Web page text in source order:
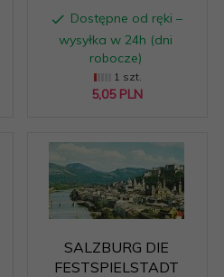
Dostępne od ręki –
wysyłka w 24h (dni
robocze)
1 szt.
5,05 PLN
SALZBURG DIE
FESTSPIELSTADT